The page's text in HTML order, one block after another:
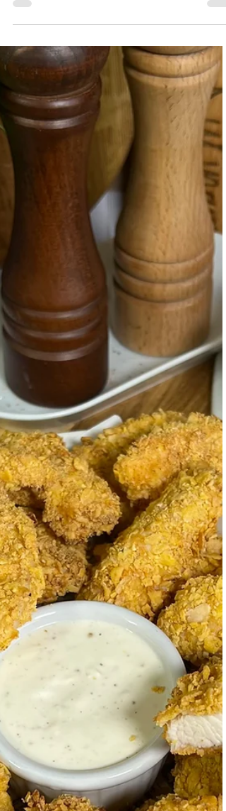
wędzona 1/2 łyżeczki Ciasto naleśnikowe:
Mąka szklanka...